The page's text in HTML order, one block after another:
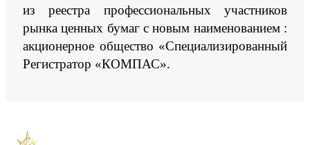
из реестра профессиональных участников
рынка ценных бумаг с новым наименованием :
акционерное общество «Специализированный
Регистратор «КОМПАС».